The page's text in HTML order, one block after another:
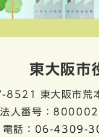
東大阪市
8521
東大阪市荒
人番号：
電話： 06-4309-